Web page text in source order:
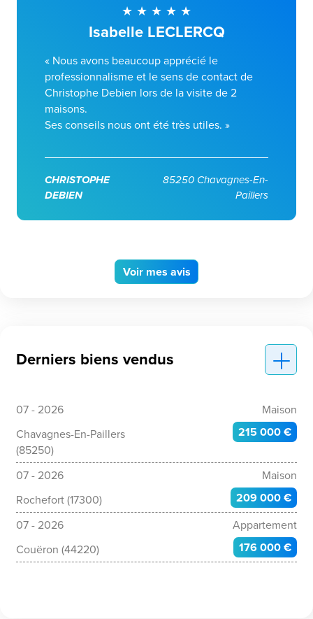
Voir mes avis
Isabelle LECLERCQ
« Nous avons beaucoup apprécié le
professionnalisme et le sens de contact de
Christophe Debien lors de la visite de 2
maisons.
Ses conseils nous ont été très utiles. »
CHRISTOPHE
DEBIEN
85250 Chavagnes-En-
Paillers
Derniers biens vendus
07 - 2026
Maison
Chavagnes-En-Paillers
(85250)
215 000 €
07 - 2026
Maison
Rochefort (17300)
209 000 €
07 - 2026
Appartement
Couëron (44220)
176 000 €